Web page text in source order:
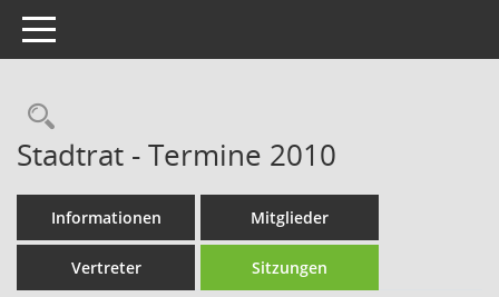
Toggle navigation
Rechercheauswahl
Stadtrat - Termine 2010
Informationen Mitglieder
Vertreter Sitzungen